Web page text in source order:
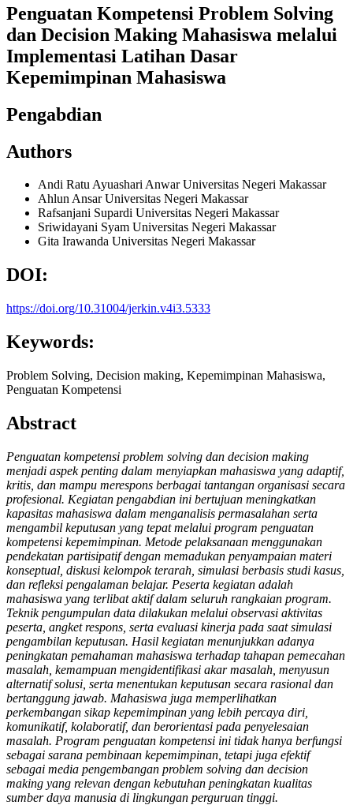
Penguatan Kompetensi Problem Solving
dan Decision Making Mahasiswa melalui
Implementasi Latihan Dasar
Kepemimpinan Mahasiswa
Pengabdian
Authors
Andi Ratu Ayuashari AnwarUniversitas Negeri Makassar
Ahlun AnsarUniversitas Negeri Makassar
Rafsanjani Supardi Universitas Negeri Makassar
Sriwidayani Syam Universitas Negeri Makassar
Gita Irawanda Universitas Negeri Makassar
DOI:
https://doi.org/10.31004/jerkin.v4i3.5333
Keywords:
Problem Solving, Decision making, Kepemimpinan Mahasiswa,
Penguatan Kompetensi
Abstract
Penguatan kompetensi problem solving dan decision making
menjadi aspek penting dalam menyiapkan mahasiswa yang adaptif,
kritis, dan mampu merespons berbagai tantangan organisasi secara
profesional. Kegiatan pengabdian ini bertujuan meningkatkan
kapasitas mahasiswa dalam menganalisis permasalahan serta
mengambil keputusan yang tepat melalui program penguatan
kompetensi kepemimpinan. Metode pelaksanaan menggunakan
pendekatan partisipatif dengan memadukan penyampaian materi
konseptual, diskusi kelompok terarah, simulasi berbasis studi kasus,
dan refleksi pengalaman belajar. Peserta kegiatan adalah
mahasiswa yang terlibat aktif dalam seluruh rangkaian program.
Teknik pengumpulan data dilakukan melalui observasi aktivitas
peserta, angket respons, serta evaluasi kinerja pada saat simulasi
pengambilan keputusan. Hasil kegiatan menunjukkan adanya
peningkatan pemahaman mahasiswa terhadap tahapan pemecahan
masalah, kemampuan mengidentifikasi akar masalah, menyusun
alternatif solusi, serta menentukan keputusan secara rasional dan
bertanggung jawab. Mahasiswa juga memperlihatkan
perkembangan sikap kepemimpinan yang lebih percaya diri,
komunikatif, kolaboratif, dan berorientasi pada penyelesaian
masalah. Program penguatan kompetensi ini tidak hanya berfungsi
sebagai sarana pembinaan kepemimpinan, tetapi juga efektif
sebagai media pengembangan problem solving dan decision
making yang relevan dengan kebutuhan peningkatan kualitas
sumber daya manusia di lingkungan perguruan tinggi.